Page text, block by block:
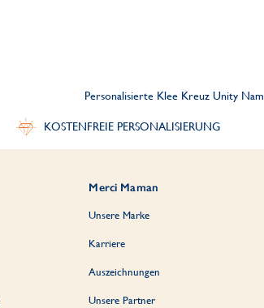
Personalisierte Klee Kreuz Unity
KOSTENFREIE PERSONALISIERUNG
Merci Maman
Unsere Marke
Karriere
Auszeichnungen
Unsere Partner